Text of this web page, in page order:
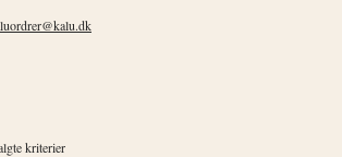
kriterier